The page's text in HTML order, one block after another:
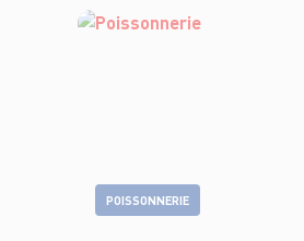
POISSONNERIE